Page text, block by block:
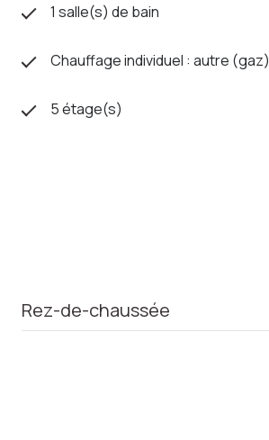
1 salle(s) de bain
Chauffage individuel : autre (gaz)
5 étage(s)
Rez-de-chaussée